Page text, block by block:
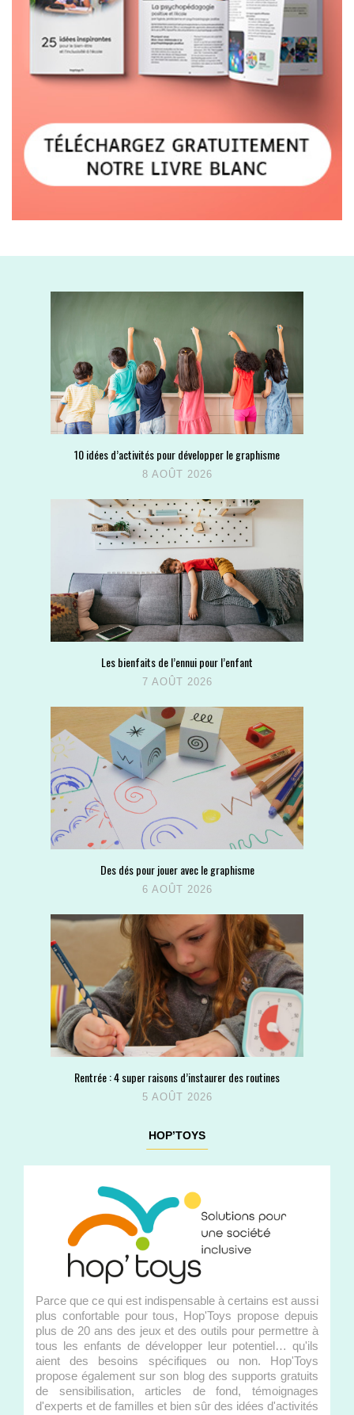
10 idées d’activités pour développer le graphisme
8 AOÛT 2026
Les bienfaits de l’ennui pour l’enfant
7 AOÛT 2026
Des dés pour jouer avec le graphisme
6 AOÛT 2026
Rentrée : 4 super raisons d’instaurer des routines
5 AOÛT 2026
HOP’TOYS
Parce que ce qui est indispensable à certains est aussi
plus confortable pour tous, Hop'Toys propose depuis
plus de 20 ans des jeux et des outils pour permettre à
tous les enfants de développer leur potentiel… qu'ils
aient des besoins spécifiques ou non. Hop'Toys
propose également sur son blog des supports gratuits
de sensibilisation, articles de fond, témoignages
d'experts et de familles et bien sûr des idées d'activités